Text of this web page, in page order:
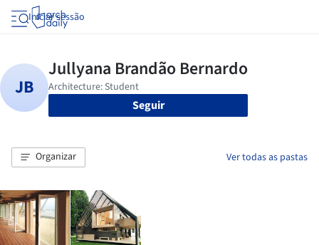
Iniciar sessão
Seguir
Organizar Ver todas as pastas